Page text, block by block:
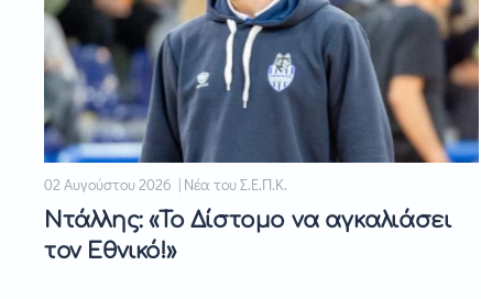
02 Αυγούστου 2026 | Νέα του Σ.Ε.Π.Κ.
Ντάλλης: «Το Δίστομο να αγκαλιάσει
τον Εθνικό!»